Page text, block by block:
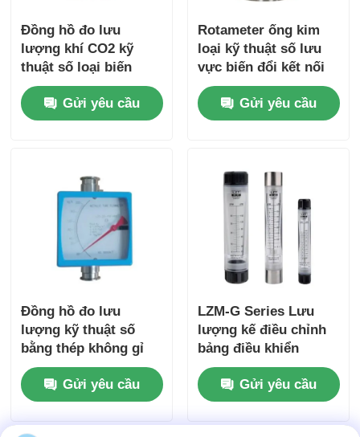
Làm mềm nước
Nhà lọc nước
Màng RO dân dụng
Máy khử trùng nước tia cực tím
Khớp nối bộ lọc nước
Màng RO công nghiệp
Vỏ màng RO
Đồng hồ đo lưu
lượng khí CO2 kỹ
thuật số loại biến
diện tích chống cháy
nổ áp suất cao
Gửi yêu cầu
Rotameter ống kim
loại kỹ thuật số lưu
vực biến đổi kết nối
mặt bích đo khí và
chất lỏng Rotameter
mặt bích
Gửi yêu cầu
Đồng hồ đo lưu
lượng kỹ thuật số
bằng thép không gỉ
kết nối Tri-clamp Áp
suất cao Lưu lượng
kế diện tích thay đổi
kỹ thuật số cho nước,
Gửi yêu cầu
LZM-G Series Lưu
lượng kế điều chỉnh
bảng điều khiển
Rotameter có van để
theo dõi khí, lỏng,
dầu
Gửi yêu cầu